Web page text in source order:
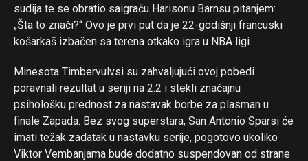
sudija te se obratio saigraču Harisonu Barnsu pitanjem:
„Šta to znači?“ Ovo je prvi put da je 22-godišnji francuski
košarkaš izbačen sa terena otkako igra u NBA ligi.
Minesota Timbervulvsi su zahvaljujući ovoj pobedi
poravnali rezultat u seriji na 2:2 i stekli značajnu
psihološku prednost za nastavak borbe za plasman u
finale Zapada. Bez svog superstara, San Antonio Sparsi će
imati težak zadatak u nastavku serije, pogotovo ukoliko
Viktor Vembanjama bude dodatno suspendovan od strane